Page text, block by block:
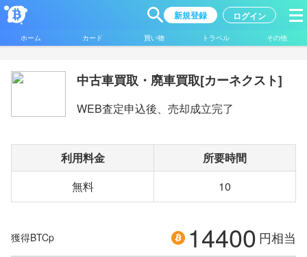
新規登録 ログイン
ホーム カード 買い物 トラベル その他
中古車買取・廃車買取[カーネクスト]
WEB査定申込後、売却成立完了
利用料金
所要時間
無料
10
獲得BTCp 14400 円相当